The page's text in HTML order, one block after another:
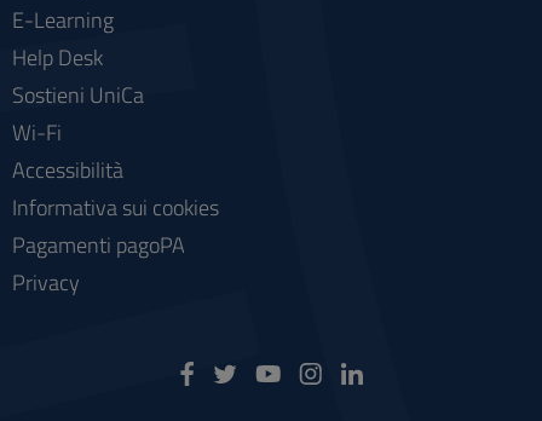
E-Learning
Help Desk
Sostieni UniCa
Wi-Fi
Accessibilità
Informativa sui cookies
Pagamenti pagoPA
Privacy